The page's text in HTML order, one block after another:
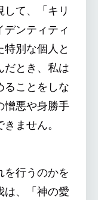
て、「キリ
ンティティ
別な個人と
だとき、私は
ることをしな
憎悪や身勝手
ません。
行うのかを
は、「神の愛